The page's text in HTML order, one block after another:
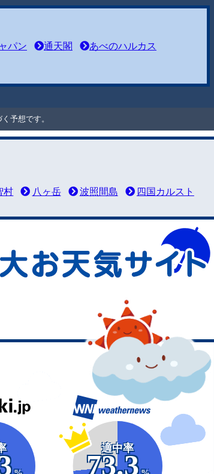
パン 通天閣
あべのハルカス
予想です。
村 八ヶ岳 波照間島 四国カルスト
適中率
73.3